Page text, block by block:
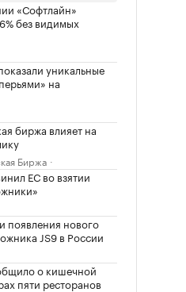
«Софтлайн»
без видимых
уникальные
на
биржа влияет на
Биржа
ЕС во взятии
появления нового
JS9 в России
о кишечной
пяти ресторанов